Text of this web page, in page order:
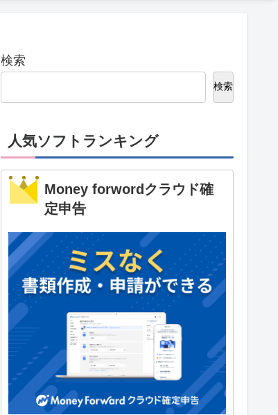
検索
検索
人気ソフトランキング
Money forwordクラウド確
定申告